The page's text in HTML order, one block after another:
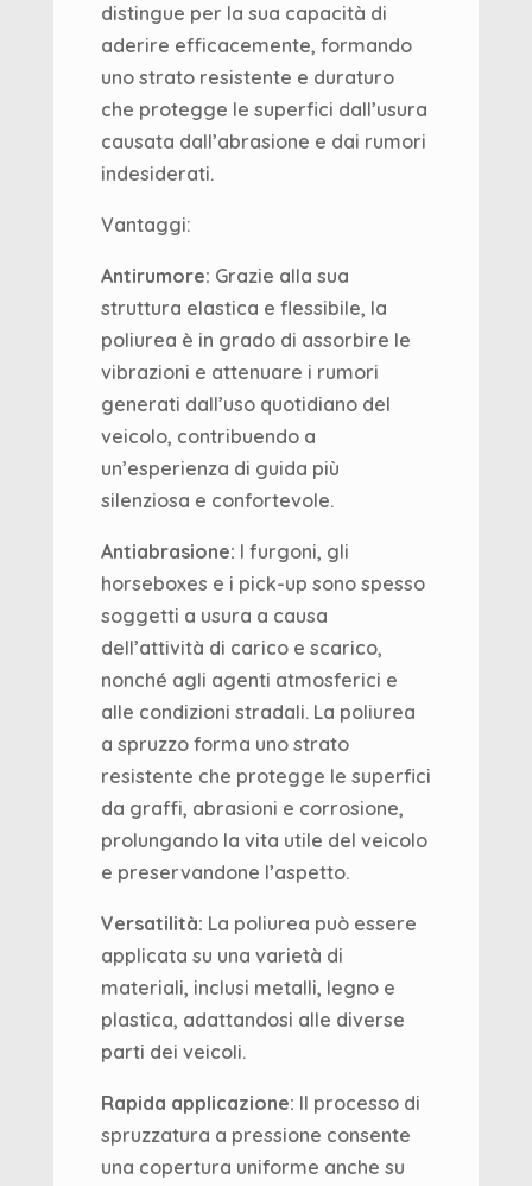
distingue per la sua capacità di
aderire efficacemente, formando
uno strato resistente e duraturo
che protegge le superfici dall’usura
causata dall’abrasione e dai rumori
indesiderati.
Vantaggi:
Antirumore: Grazie alla sua
struttura elastica e flessibile, la
poliurea è in grado di assorbire le
vibrazioni e attenuare i rumori
generati dall’uso quotidiano del
veicolo, contribuendo a
un’esperienza di guida più
silenziosa e confortevole.
Antiabrasione: I furgoni, gli
horseboxes e i pick-up sono spesso
soggetti a usura a causa
dell’attività di carico e scarico,
nonché agli agenti atmosferici e
alle condizioni stradali. La poliurea
a spruzzo forma uno strato
resistente che protegge le superfici
da graffi, abrasioni e corrosione,
prolungando la vita utile del veicolo
e preservandone l’aspetto.
Versatilità: La poliurea può essere
applicata su una varietà di
materiali, inclusi metalli, legno e
plastica, adattandosi alle diverse
parti dei veicoli.
Rapida applicazione: Il processo di
spruzzatura a pressione consente
una copertura uniforme anche su